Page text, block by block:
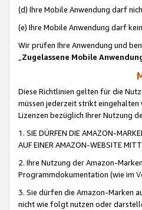
(d) Ihre Mobile Anwendung darf
(e) Ihre Mobile Anwendung darf
Wir prüfen Ihre Anwendung und
„Zugelassene Mobile
Diese Richtlinien gelten für die
müssen jederzeit strikt
Lizenzen bezüglich Ihrer Nutzung
1. SIE DÜRFEN DIE AMAZON-
AUF EINER AMAZON-WEBSITE
2. Ihre Nutzung der Amazon-
Programmdokumentation (wie im
3. Sie dürfen die Amazon-Marken
nicht wie folgt nutzen oder